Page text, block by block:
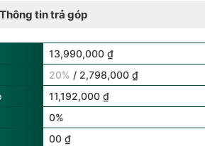
Thông tin trả góp
13,990,000 ₫
20% / 2,798,000 ₫
11,192,000 ₫
0%
00 ₫